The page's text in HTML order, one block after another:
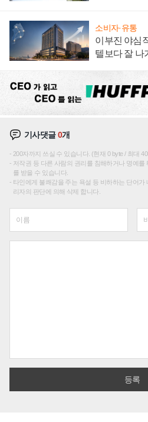
소비자·유통
이부진 야심
텔보다 잘 나
기사댓글0개
200자까지 쓰실 수 있습니다. (현재 0 byte / 최대
저작권 등 다른 사람의 권리를 침해하거나 명예를
를 받을 수 있습니다.
타인에게 불쾌감을 주는 욕설 등 비하하는 단어
리자의 판단에 의해 삭제 합니다.